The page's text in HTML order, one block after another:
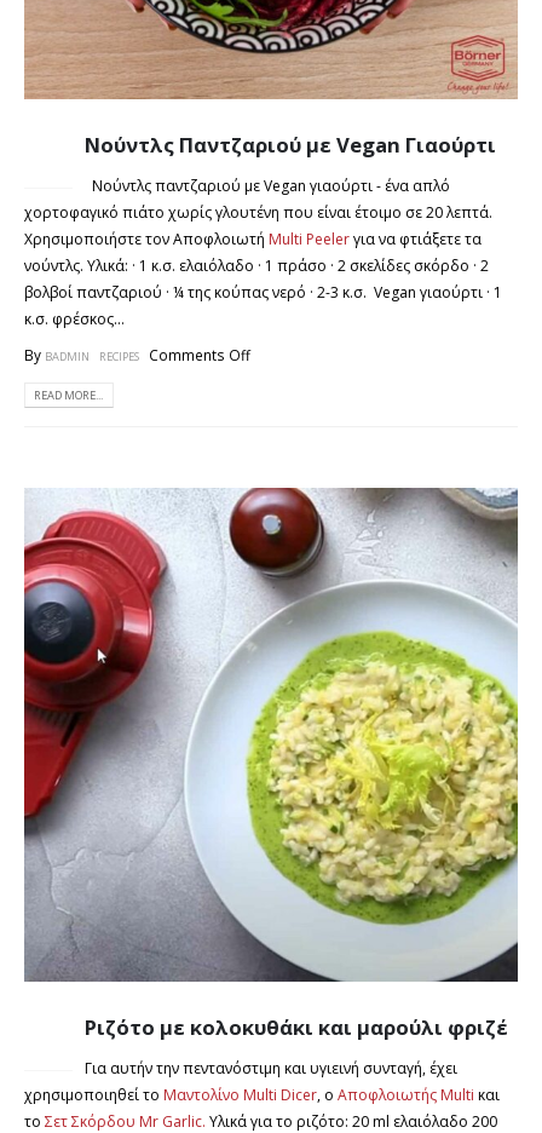
Νούντλς Παντζαριού με Vegan Γιαούρτι
Νούντλς παντζαριού με Vegan γιαούρτι - ένα απλό
χορτοφαγικό πιάτο χωρίς γλουτένη που είναι έτοιμο σε 20 λεπτά.
Χρησιμοποιήστε τον Αποφλοιωτή Multi Peelerγια να φτιάξετε τα
νούντλς. Υλικά: · 1 κ.σ. ελαιόλαδο · 1 πράσο · 2 σκελίδες σκόρδο · 2
βολβοί παντζαριού · ¼ της κούπας νερό · 2-3 κ.σ. Vegan γιαούρτι · 1
κ.σ. φρέσκος...
By BADMIN RECIPES Comments Off
READ MORE...
Ριζότο με κολοκυθάκι και μαρούλι φριζέ
Για αυτήν την πεντανόστιμη και υγιεινή συνταγή, έχει
χρησιμοποιηθεί το Μαντολίνο Multi Dicer, ο Αποφλοιωτής Μulti και
το Σετ Σκόρδου Mr Garlic. Υλικά για το ριζότο: 20 ml ελαιόλαδο 200